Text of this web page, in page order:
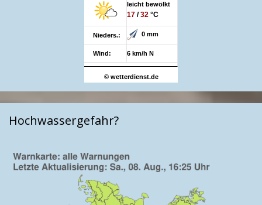
leicht bewölkt
17 /32 °C
Nieders.: 0 mm
Wind: 6 km/h N
© wetterdienst.de
Hochwassergefahr?